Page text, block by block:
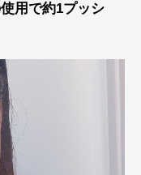
用で約1プッシ